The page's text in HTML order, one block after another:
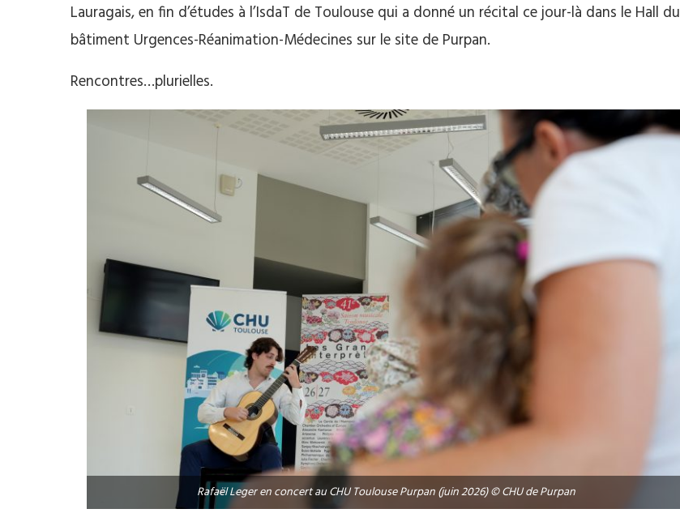
Lauragais, en fin d’études à l’IsdaT de Toulouse qui a donné un récital ce jour-là dans le Hall du
bâtiment Urgences-Réanimation-Médecines sur le site de Purpan.
Rencontres…plurielles.
Rafaël Leger en concert au CHU Toulouse Purpan (juin 2026) © CHU de Purpan